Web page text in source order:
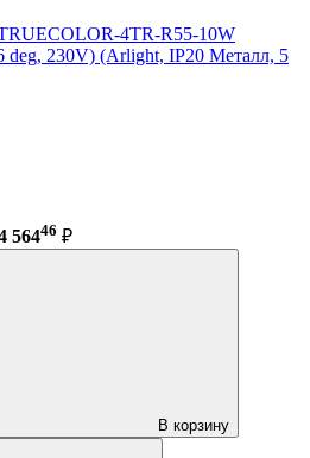
4TR-R55-10W
deg, 230V) (Arlight, IP20 Металл, 5
56446 ₽
В корзину